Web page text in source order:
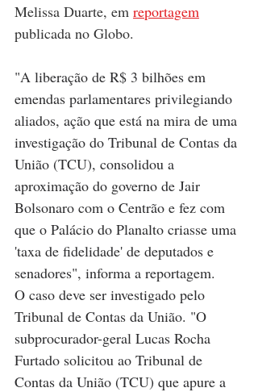
Melissa Duarte, em reportagem
publicada no Globo.
"A liberação de R$ 3 bilhões em
emendas parlamentares privilegiando
aliados, ação que está na mira de uma
investigação do Tribunal de Contas da
União (TCU), consolidou a
aproximação do governo de Jair
Bolsonaro com o Centrão e fez com
que o Palácio do Planalto criasse uma
'taxa de fidelidade' de deputados e
senadores", informa a reportagem.
O caso deve ser investigado pelo
Tribunal de Contas da União. "O
subprocurador-geral Lucas Rocha
Furtado solicitou ao Tribunal de
Contas da União (TCU) que apure a